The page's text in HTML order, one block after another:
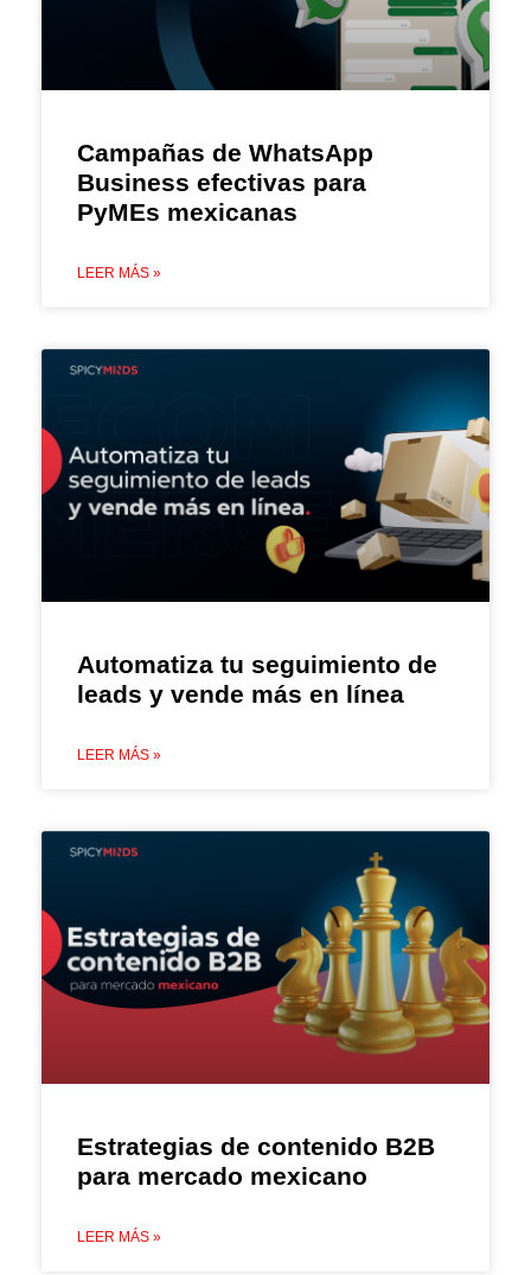
Campañas de WhatsApp
Business efectivas para
PyMEs mexicanas
LEER MÁS »
Automatiza tu seguimiento de
leads y vende más en línea
LEER MÁS »
Estrategias de contenido B2B
para mercado mexicano
LEER MÁS »